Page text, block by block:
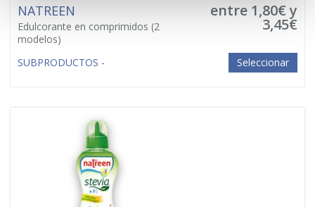
NATREEN
Edulcorante en comprimidos (2
modelos)
entre 1,80€ y
3,45€
SUBPRODUCTOS - Seleccionar